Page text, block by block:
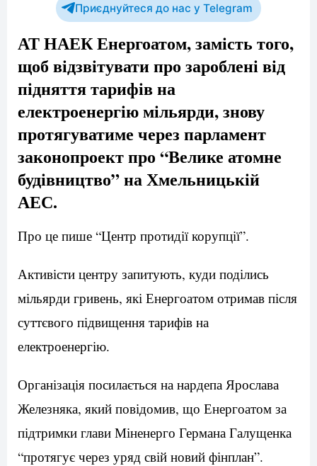
Приєднуйтеся до нас у Telegram
АТ НАЕК Енергоатом, замість того,
щоб відзвітувати про зароблені від
підняття тарифів на
електроенергію мільярди, знову
протягуватиме через парламент
законопроект про “Велике атомне
будівництво” на Хмельницькій
АЕС.
Про це пише “Центр протидії корупції”.
Активісти центру запитують, куди поділись
мільярди гривень, які Енергоатом отримав після
суттєвого підвищення тарифів на
електроенергію.
Організація посилається на нардепа Ярослава
Железняка, який повідомив, що Енергоатом за
підтримки глави Міненерго Германа Галущенка
“протягує через уряд свій новий фінплан”.